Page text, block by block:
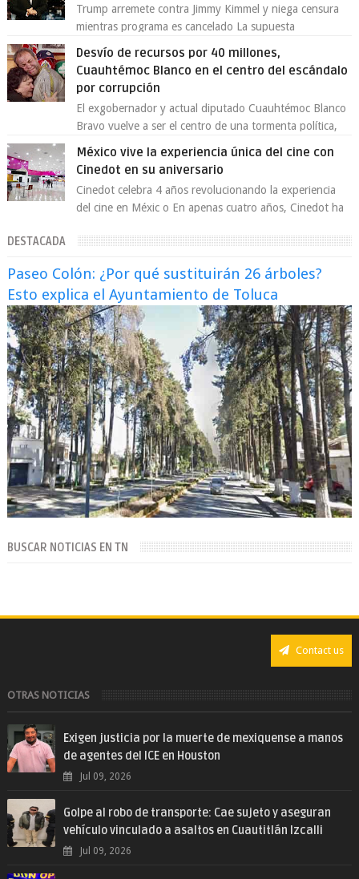
Trump arremete contra Jimmy Kimmel y niega censura
mientras programa es cancelado La supuesta
“cancelación” del programa Jimmy Kimmel Live! ...
Desvío de recursos por 40 millones,
Cuauhtémoc Blanco en el centro del escándalo
por corrupción
El exgobernador y actual diputado Cuauhtémoc Blanco
Bravo vuelve a ser el centro de una tormenta política,
México vive la experiencia única del cine con
Cinedot en su aniversario
Cinedot celebra 4 años revolucionando la experiencia
del cine en Méxic o En apenas cuatro años, Cinedot ha
DESTACADA
Paseo Colón: ¿Por qué sustituirán 26 árboles?
Esto explica el Ayuntamiento de Toluca
BUSCAR NOTICIAS EN TN
Contact us
OTRAS NOTICIAS
Exigen justicia por la muerte de mexiquense a manos
de agentes del ICE en Houston
Jul 09, 2026
Golpe al robo de transporte: Cae sujeto y aseguran
vehículo vinculado a asaltos en Cuautitlán Izcalli
Jul 09, 2026